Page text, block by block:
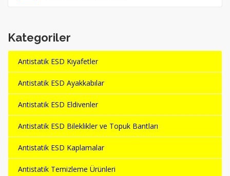
Kategoriler
Antistatik ESD Kıyafetler
Antistatik ESD Ayakkabılar
Antistatik ESD Eldivenler
Antistatik ESD Bileklikler ve Topuk Bantları
Antistatik ESD Kaplamalar
Antistatik Temizleme Ürünleri